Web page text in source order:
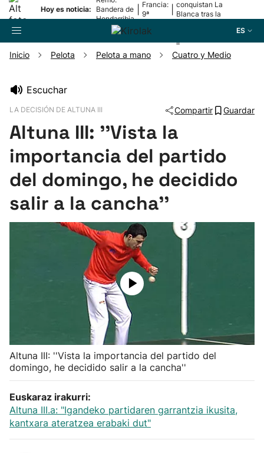
Hoy es noticia:
Bandera de
Hondarribia
Francia:
9ª
conquistan La
Blanca tras la
II
ES
Pelota
Remo
Herri-kirolak
Kirolak 360
Atletismo
Carreras de montaña
Inicio Pelota Pelota a mano Cuatro y Medio
Escuchar
LA DECISIÓN DE ALTUNA III Compartir Guardar
Altuna III: ''Vista la
importancia del partido
del domingo, he decidido
salir a la cancha''
Altuna III: ''Vista la importancia del partido del
domingo, he decidido salir a la cancha''
Euskaraz irakurri:
Altuna III.a: "Igandeko partidaren garrantzia ikusita,
kantxara ateratzea erabaki dut"